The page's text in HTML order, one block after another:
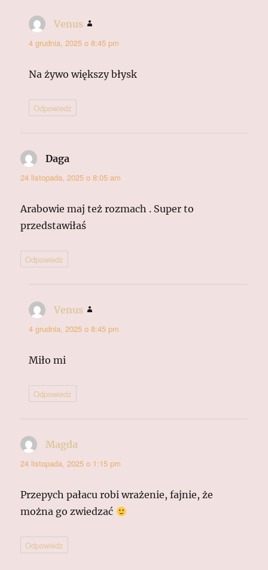
Venus
4 grudnia, 2025 o 8:45 pm
Na żywo większy błysk
Odpowiedz
Daga
24 listopada, 2025 o 8:05 am
Arabowie maj też rozmach . Super to
przedstawiłaś
Odpowiedz
Venus
4 grudnia, 2025 o 8:45 pm
Miło mi
Odpowiedz
Magda
24 listopada, 2025 o 1:15 pm
Przepych pałacu robi wrażenie, fajnie, że
można go zwiedzać
Odpowiedz